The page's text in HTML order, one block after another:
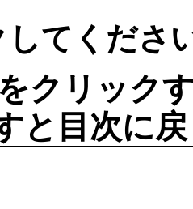
てくださ
クリック
と目次に